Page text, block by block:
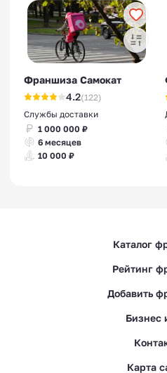
Франшиза Самокат
4.2(122)
Службы доставки
1 000 000 ₽
6 месяцев
10 000 ₽
Каталог
Рейтинг
Добавить
Бизнес
Карта